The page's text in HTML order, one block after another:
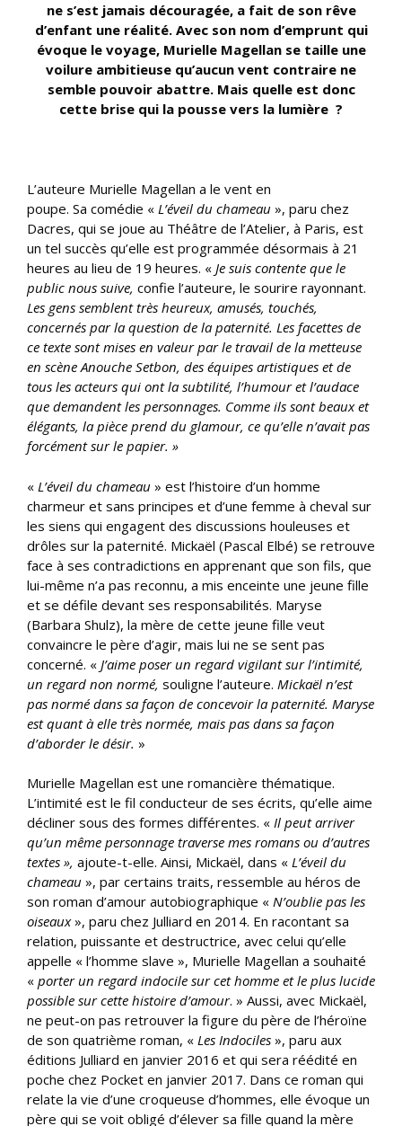
ne s’est jamais découragée, a fait de son rêve
d’enfant une réalité. Avec son nom d’emprunt qui
évoque le voyage, Murielle Magellan se taille une
voilure ambitieuse qu’aucun vent contraire ne
semble pouvoir abattre. Mais quelle est donc
cette brise qui la pousse vers la lumière ?
L’auteure Murielle Magellan a le vent en
poupe. Sa comédie « L’éveil du chameau », paru chez
Dacres, qui se joue au Théâtre de l’Atelier, à Paris, est
un tel succès qu’elle est programmée désormais à 21
heures au lieu de 19 heures. « Je suis contente que le
public nous suive, confie l’auteure, le sourire rayonnant.
Les gens semblent très heureux, amusés, touchés,
concernés par la question de la paternité. Les facettes de
ce texte sont mises en valeur par le travail de la metteuse
en scène Anouche Setbon, des équipes artistiques et de
tous les acteurs qui ont la subtilité, l’humour et l’audace
que demandent les personnages. Comme ils sont beaux et
élégants, la pièce prend du glamour, ce qu’elle n’avait pas
forcément sur le papier. »
« L’éveil du chameau » est l’histoire d’un homme
charmeur et sans principes et d’une femme à cheval sur
les siens qui engagent des discussions houleuses et
drôles sur la paternité. Mickaël (Pascal Elbé) se retrouve
face à ses contradictions en apprenant que son fils, que
lui-même n’a pas reconnu, a mis enceinte une jeune fille
et se défile devant ses responsabilités. Maryse
(Barbara Shulz), la mère de cette jeune fille veut
convaincre le père d’agir, mais lui ne se sent pas
concerné. « J’aime poser un regard vigilant sur l’intimité,
un regard non normé, souligne l’auteure. Mickaël n’est
pas normé dans sa façon de concevoir la paternité. Maryse
est quant à elle très normée, mais pas dans sa façon
d’aborder le désir. »
Murielle Magellan est une romancière thématique.
L’intimité est le fil conducteur de ses écrits, qu’elle aime
décliner sous des formes différentes. « Il peut arriver
qu’un même personnage traverse mes romans ou d’autres
textes », ajoute-t-elle. Ainsi, Mickaël, dans « L’éveil du
chameau », par certains traits, ressemble au héros de
son roman d’amour autobiographique « N’oublie pas les
oiseaux», paru chez Julliard en 2014. En racontant sa
relation, puissante et destructrice, avec celui qu’elle
appelle « l’homme slave », Murielle Magellan a souhaité
« porter un regard indocile sur cet homme et le plus lucide
possible sur cette histoire d’amour. » Aussi, avec Mickaël,
ne peut-on pas retrouver la figure du père de l’héroïne
de son quatrième roman, « Les Indociles », paru aux
éditions Julliard en janvier 2016 et qui sera réédité en
poche chez Pocket en janvier 2017. Dans ce roman qui
relate la vie d’une croqueuse d’hommes, elle évoque un
père qui se voit obligé d’élever sa fille quand la mère